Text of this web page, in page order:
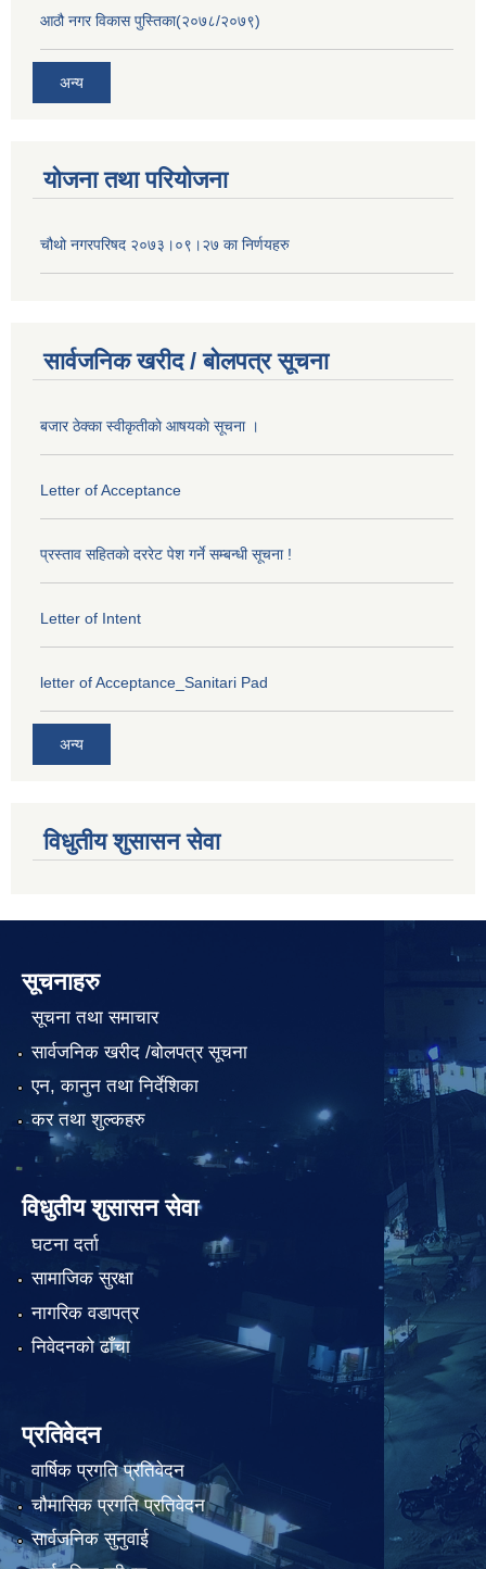
आठौ नगर विकास पुस्तिका(२०७८/२०७९)
अन्य
योजना तथा परियोजना
चौथो नगरपरिषद २०७३।०९।२७ का निर्णयहरु
सार्वजनिक खरीद / बोलपत्र सूचना
बजार ठेक्का स्वीकृतीकाे आषयकाे सूचना ।
Letter of Acceptance
प्रस्ताव सहितकाे दररेट पेश गर्ने सम्बन्धी सूचना !
Letter of Intent
letter of Acceptance_Sanitari Pad
अन्य
विधुतीय शुसासन सेवा
सूचनाहरु
सूचना तथा समाचार
सार्वजनिक खरीद /बोलपत्र सूचना
एन, कानुन तथा निर्देशिका
कर तथा शुल्कहरु
विधुतीय शुसासन सेवा
घटना दर्ता
सामाजिक सुरक्षा
नागरिक वडापत्र
निवेदनको ढाँचा
प्रतिवेदन
वार्षिक प्रगति प्रतिवेदन
चौमासिक प्रगति प्रतिवेदन
सार्वजनिक सुनुवाई